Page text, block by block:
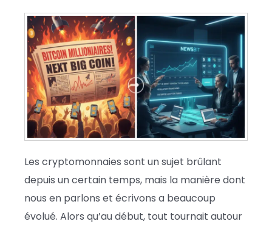
Les cryptomonnaies sont un sujet brûlant
depuis un certain temps, mais la manière dont
nous en parlons et écrivons a beaucoup
évolué. Alors qu’au début, tout tournait autour